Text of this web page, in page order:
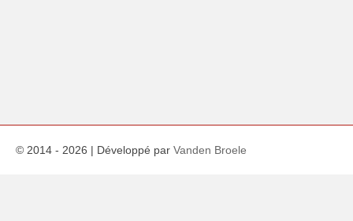
© 2014 - 2026 | Développé par Vanden Broele